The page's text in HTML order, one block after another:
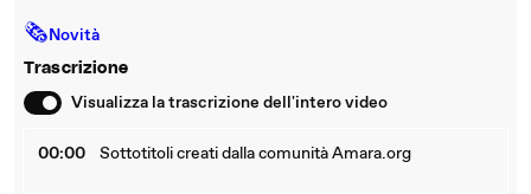
🗞Novità
Trascrizione
Visualizza la trascrizione dell'intero video
00:00 Sottotitoli creati dalla comunità Amara.org